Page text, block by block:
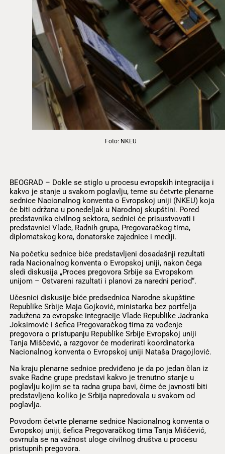
Foto: NKEU
BEOGRAD – Dokle se stiglo u procesu evropskih integracija i
kakvo je stanje u svakom poglavlju, teme su četvrte plenarne
sednice Nacionalnog konventa o Evropskoj uniji (NKEU) koja
će biti održana u ponedeljak u Narodnoj skupštini. Pored
predstavnika civilnog sektora, sednici će prisustvovati i
predstavnici Vlade, Radnih grupa, Pregovaračkog tima,
diplomatskog kora, donatorske zajednice i mediji.
Na početku sednice biće predstavljeni dosadašnji rezultati
rada Nacionalnog konventa o Evropskoj uniji, nakon čega
sledi diskusija „Proces pregovora Srbije sa Evropskom
unijom – Ostvareni razultati i planovi za naredni period“.
Učesnici diskusije biće predsednica Narodne skupštine
Republike Srbije Maja Gojković, ministarka bez portfelja
zadužena za evropske integracije Vlade Republike Jadranka
Joksimović i šefica Pregovaračkog tima za vođenje
pregovora o pristupanju Republike Srbije Evropskoj uniji
Tanja Miščević, a razgovor će moderirati koordinatorka
Nacionalnog konventa o Evropskoj uniji Nataša Dragojlović.
Na kraju plenarne sednice predviđeno je da po jedan član iz
svake Radne grupe predstavi kakvo je trenutno stanje u
poglavlju kojim se ta radna grupa bavi, čime će javnosti biti
predstavljeno koliko je Srbija napredovala u svakom od
poglavlja.
Povodom četvrte plenarne sednice Nacionalnog konventa o
Evropskoj uniji, šefica Pregovaračkog tima Tanja Miščević,
osvrnula se na važnost uloge civilnog društva u procesu
pristupnih pregovora.